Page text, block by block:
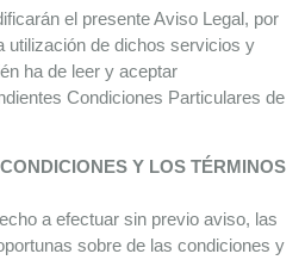
el presente Aviso Legal, por
utilización de dichos servicios y
ha de leer y aceptar
Condiciones Particulares de
Y LOS TÉRMINOS
a efectuar sin previo aviso, las
sobre de las condiciones y